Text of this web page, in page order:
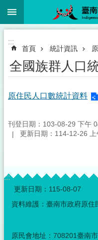
跳到主要內容區塊
:::
首頁 統計資訊
全國族群人口
原住民人口數統計資料
刊登日期：103-08-29 下午
更新日期：114-12-26
:::
更新日期： 115-08-07
資料維護：臺南市政府原住
原民會地址：708201臺南